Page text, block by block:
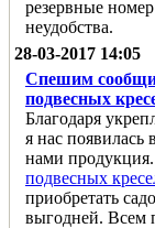
резервные
неудобства.
28-03-2017 14:05
Спешим
подвесных
Благодаря
я нас появилась
нами
подвесных
приобретать
выгодней. Всем